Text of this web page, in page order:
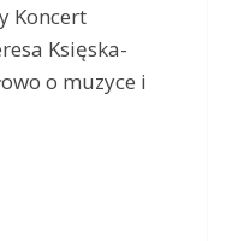
Koncert
Księska-
o muzyce i